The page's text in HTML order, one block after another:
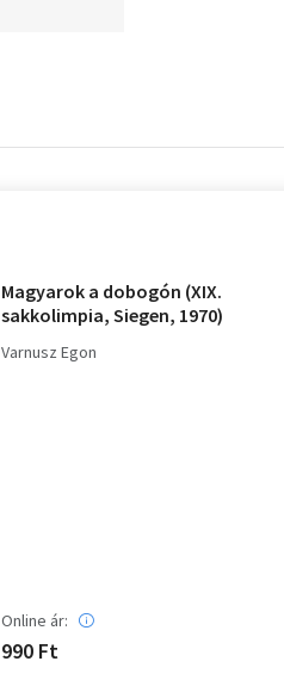
Magyarok a dobogón (XIX.
sakkolimpia, Siegen, 1970)
Varnusz Egon
Online ár:
990 Ft